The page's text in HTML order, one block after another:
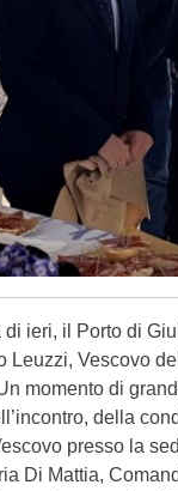
di ieri, il Porto di
Leuzzi, Vescovo
momento di
della
presso la
Di Mattia,